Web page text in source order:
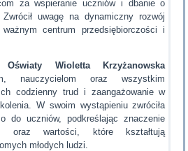
za wspieranie uczniów i dbanie o
uwagę na dynamiczny rozwój
centrum przedsiębiorczości i
Oświaty Wioletta Krzyżanowska
nauczycielom oraz wszystkim
codzienny trud i zaangażowanie w
W swoim wystąpieniu zwróciła
do uczniów, podkreślając znaczenie
oraz wartości, które kształtują
młodych ludzi.